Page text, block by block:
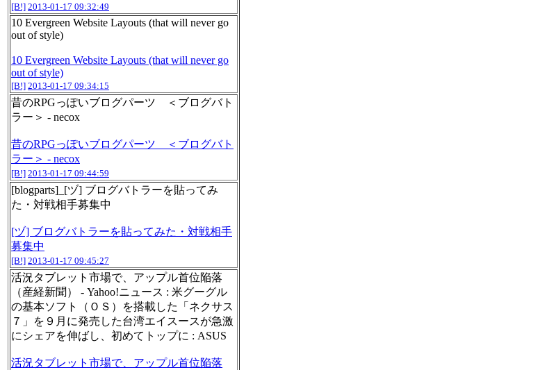
[B!] 2013-01-17 09:32:49
10 Evergreen Website Layouts (that will never go
out of style)
10 Evergreen Website Layouts (that will never go
out of style)
[B!] 2013-01-17 09:34:15
昔のRPGっぽいブログパーツ ＜ブログバト
ラー＞ - necox
昔のRPGっぽいブログパーツ ＜ブログバト
ラー＞ - necox
[B!] 2013-01-17 09:44:59
[blogparts]_[ヅ] ブログバトラーを貼ってみ
た・対戦相手募集中
[ヅ] ブログバトラーを貼ってみた・対戦相手
募集中
[B!] 2013-01-17 09:45:27
活況タブレット市場で、アップル首位陥落
（産経新聞） - Yahoo!ニュース : 米グーグル
の基本ソフト（ＯＳ）を搭載した「ネクサス
７」を９月に発売した台湾エイスースが急激
にシェアを伸ばし、初めてトップに : ASUS
活況タブレット市場で、アップル首位陥落